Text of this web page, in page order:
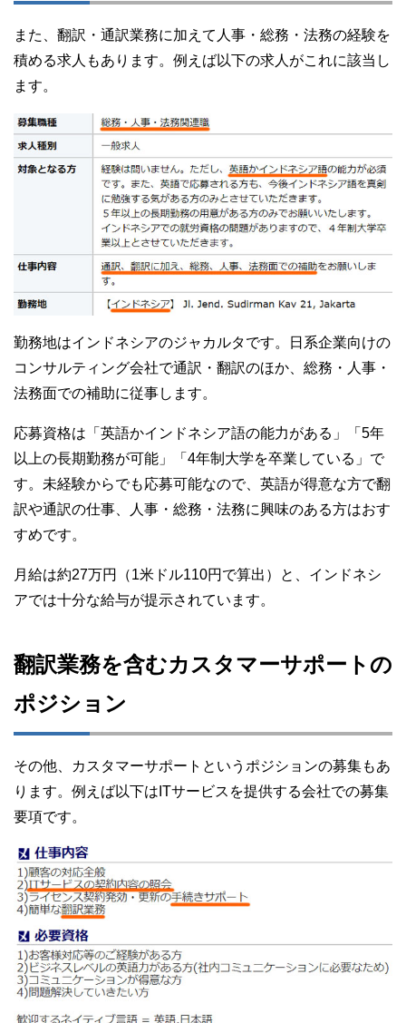
また、翻訳・通訳業務に加えて人事・総務・法務の経験を
積める求人もあります。例えば以下の求人がこれに該当し
ます。
勤務地はインドネシアのジャカルタです。日系企業向けの
コンサルティング会社で通訳・翻訳のほか、総務・人事・
法務面での補助に従事します。
応募資格は「英語かインドネシア語の能力がある」「5年
以上の長期勤務が可能」「4年制大学を卒業している」で
す。未経験からでも応募可能なので、英語が得意な方で翻
訳や通訳の仕事、人事・総務・法務に興味のある方はおす
すめです。
月給は約27万円（1米ドル110円で算出）と、インドネシ
アでは十分な給与が提示されています。
翻訳業務を含むカスタマーサポートの
ポジション
その他、カスタマーサポートというポジションの募集もあ
ります。例えば以下はITサービスを提供する会社での募集
要項です。